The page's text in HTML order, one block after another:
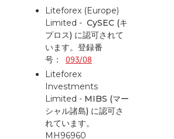
Liteforex (Europe)
Limited - CySEC (キ
プロス) に認可されて
います。登録番
号：
093/08
Liteforex
Investments
Limited - MIBS (マー
シャル諸島) に認可さ
れています。
MH96960